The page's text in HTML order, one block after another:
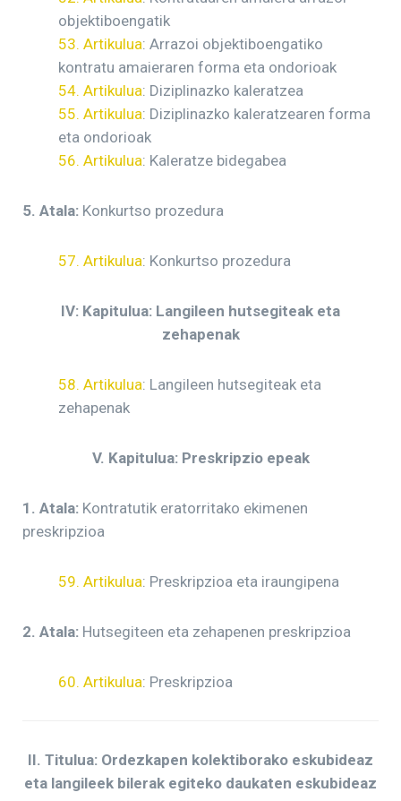
objektiboengatik
53. Artikulua: Arrazoi objektiboengatiko
kontratu amaieraren forma eta ondorioak
54. Artikulua: Diziplinazko kaleratzea
55. Artikulua: Diziplinazko kaleratzearen forma
eta ondorioak
56. Artikulua: Kaleratze bidegabea
5. Atala: Konkurtso prozedura
57. Artikulua: Konkurtso prozedura
IV: Kapitulua: Langileen hutsegiteak eta
zehapenak
58. Artikulua: Langileen hutsegiteak eta
zehapenak
V. Kapitulua: Preskripzio epeak
1. Atala: Kontratutik eratorritako ekimenen
preskripzioa
59. Artikulua: Preskripzioa eta iraungipena
2. Atala: Hutsegiteen eta zehapenen preskripzioa
60. Artikulua: Preskripzioa
II. Titulua: Ordezkapen kolektiborako eskubideaz
eta langileek bilerak egiteko daukaten eskubideaz